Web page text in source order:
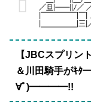
【JBCスプリン
＆川田騎手がｷ
∀ﾟ)━━━━!!